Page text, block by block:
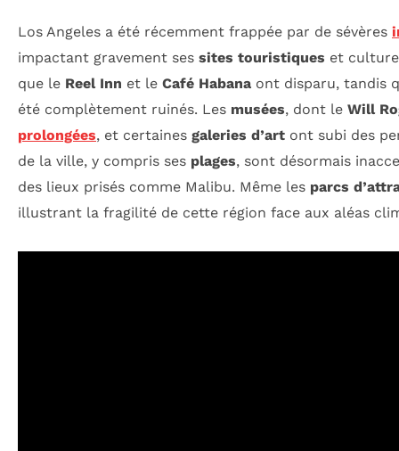
Los Angeles a été récemment frappée par de sévères
impactant gravement ses sites touristiques et
que le Reel Inn et le Café Habana ont disparu, tandis
été complètement ruinés. Les musées, dont le Will
prolongées, et certaines galeries d’art ont subi des
de la ville, y compris ses plages, sont désormais
des lieux prisés comme Malibu. Même les parcs
illustrant la fragilité de cette région face aux aléas